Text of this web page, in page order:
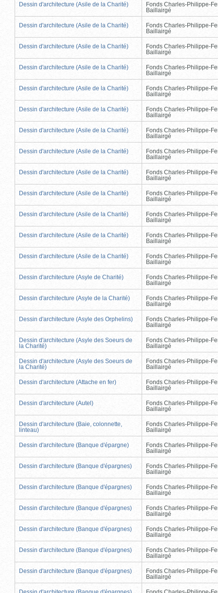
Dessin d'architecture (Asile de la Charité)
Fonds Charles-Philippe-
Baillairgé
Dessin d'architecture (Asile de la Charité)
Fonds Charles-Philippe-
Baillairgé
Dessin d'architecture (Asile de la Charité)
Fonds Charles-Philippe-
Baillairgé
Dessin d'architecture (Asile de la Charité)
Fonds Charles-Philippe-
Baillairgé
Dessin d'architecture (Asile de la Charité)
Fonds Charles-Philippe-
Baillairgé
Dessin d'architecture (Asile de la Charité)
Fonds Charles-Philippe-
Baillairgé
Dessin d'architecture (Asile de la Charité)
Fonds Charles-Philippe-
Baillairgé
Dessin d'architecture (Asile de la Charité)
Fonds Charles-Philippe-
Baillairgé
Dessin d'architecture (Asile de la Charité)
Fonds Charles-Philippe-
Baillairgé
Dessin d'architecture (Asile de la Charité)
Fonds Charles-Philippe-
Baillairgé
Dessin d'architecture (Asile de la Charité)
Fonds Charles-Philippe-
Baillairgé
Dessin d'architecture (Asile de la Charité)
Fonds Charles-Philippe-
Baillairgé
Dessin d'architecture (Asile de la Charité)
Fonds Charles-Philippe-
Baillairgé
Dessin d'architecture (Asyle de Charité)
Fonds Charles-Philippe-
Baillairgé
Dessin d'architecture (Asyle de la Charité)
Fonds Charles-Philippe-
Baillairgé
Dessin d'architecture (Asyle des Orphelins)
Fonds Charles-Philippe-
Baillairgé
Dessin d'architecture (Asyle des Soeurs de
la Charité)
Fonds Charles-Philippe-
Baillairgé
Dessin d'architecture (Asyle des Soeurs de
la Charité)
Fonds Charles-Philippe-
Baillairgé
Dessin d'architecture (Attache en fer)
Fonds Charles-Philippe-
Baillairgé
Dessin d'architecture (Autel)
Fonds Charles-Philippe-
Baillairgé
Dessin d'architecture (Baie, colonnette,
linteau)
Fonds Charles-Philippe-
Baillairgé
Dessin d'architecture (Banque d'épargne)
Fonds Charles-Philippe-
Baillairgé
Dessin d'architecture (Banque d'épargnes)
Fonds Charles-Philippe-
Baillairgé
Dessin d'architecture (Banque d'épargnes)
Fonds Charles-Philippe-
Baillairgé
Dessin d'architecture (Banque d'épargnes)
Fonds Charles-Philippe-
Baillairgé
Dessin d'architecture (Banque d'épargnes)
Fonds Charles-Philippe-
Baillairgé
Dessin d'architecture (Banque d'épargnes)
Fonds Charles-Philippe-
Baillairgé
Dessin d'architecture (Banque d'épargnes)
Fonds Charles-Philippe-
Baillairgé